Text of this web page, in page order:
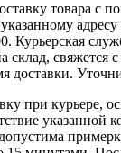
товара с
Курьерская
склад, свяжется
доставки.
при курьере,
указанной